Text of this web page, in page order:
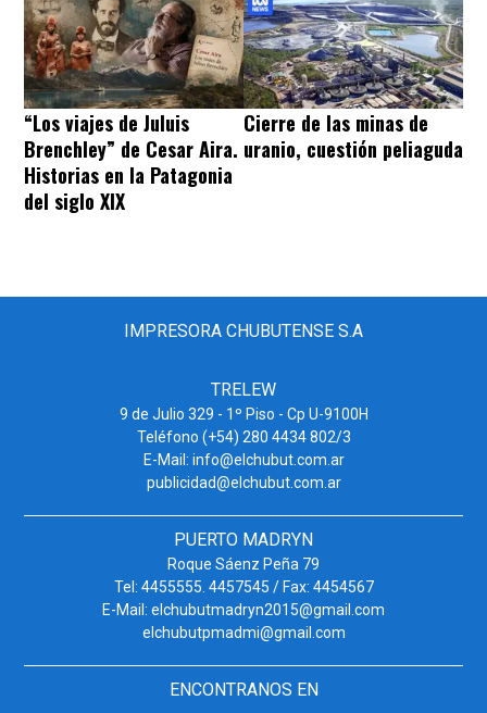
“Los viajes de Juluis
Brenchley” de Cesar Aira.
Historias en la Patagonia
del siglo XIX
Cierre de las minas de
uranio, cuestión peliaguda
IMPRESORA CHUBUTENSE S.A
TRELEW
9 de Julio 329 - 1º Piso - Cp U-9100H
Teléfono (+54) 280 4434 802/3
E-Mail: info@elchubut.com.ar
publicidad@elchubut.com.ar
PUERTO MADRYN
Roque Sáenz Peña 79
Tel: 4455555. 4457545 / Fax: 4454567
E-Mail: elchubutmadryn2015@gmail.com
elchubutpmadmi@gmail.com
ENCONTRANOS EN